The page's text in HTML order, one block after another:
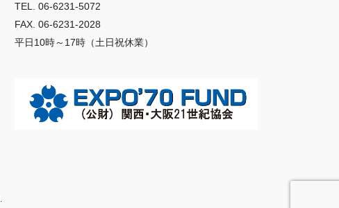
TEL. 06-6231-5072
FAX. 06-6231-2028
平日10時～17時（土日祝休業）